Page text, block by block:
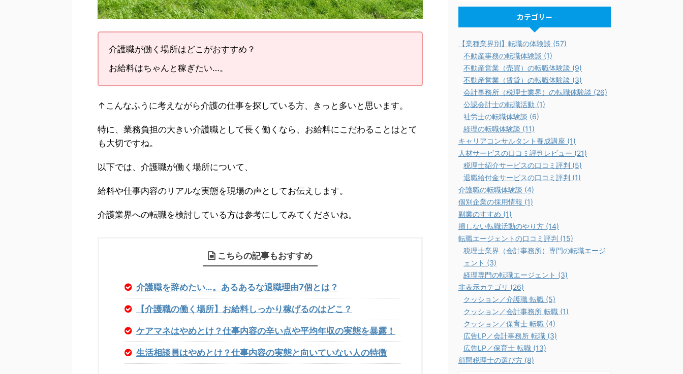
介護職が働く場所はどこがおすすめ？
お給料はちゃんと稼ぎたい…。
↑こんなふうに考えながら介護の仕事を探している方、きっと多いと思います。
特に、業務負担の大きい介護職として長く働くなら、お給料にこだわることはとて
も大切ですね。
以下では、介護職が働く場所について、
給料や仕事内容のリアルな実態を現場の声としてお伝えします。
介護業界への転職を検討している方は参考にしてみてくださいね。
こちらの記事もおすすめ
介護職を辞めたい…。あるあるな退職理由7個とは？
【介護職の働く場所】お給料しっかり稼げるのはどこ？
ケアマネはやめとけ？仕事内容の辛い点や平均年収の実態を暴露！
生活相談員はやめとけ？仕事内容の実態と向いていない人の特徴
カテゴリー
【業種業界別】転職の体験談 (57)
不動産事務の転職体験談 (1)
不動産営業（売買）の転職体験談 (9)
不動産営業（賃貸）の転職体験談 (3)
会計事務所（税理士業界）の転職体験談 (26)
公認会計士の転職活動 (1)
社労士の転職体験談 (6)
経理の転職体験談 (11)
キャリアコンサルタント養成講座 (1)
人材サービスの口コミ評判レビュー (21)
税理士紹介サービスの口コミ評判 (5)
退職給付金サービスの口コミ評判 (1)
介護職の転職体験談 (4)
個別企業の採用情報 (1)
副業のすすめ (1)
損しない転職活動のやり方 (14)
転職エージェントの口コミ評判 (15)
税理士業界（会計事務所）専門の転職エージ
ェント (3)
経理専門の転職エージェント (3)
非表示カテゴリ (26)
クッション／介護職 転職 (5)
クッション／会計事務所 転職 (1)
クッション／保育士 転職 (4)
広告LP／会計事務所 転職 (3)
広告LP／保育士 転職 (13)
顧問税理士の選び方 (8)